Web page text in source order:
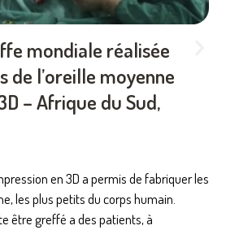
mondiale réalisée
de l’oreille moyenne
– Afrique du Sud,
en 3D a permis de fabriquer les
les plus petits du corps humain.
être greffé a des patients, à